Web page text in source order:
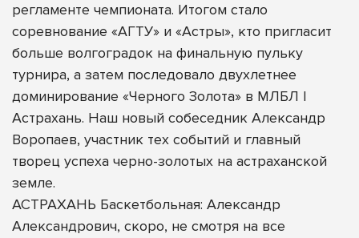
регламенте чемпионата. Итогом стало
соревнование «АГТУ» и «Астры», кто пригласит
больше волгоградок на финальную пульку
турнира, а затем последовало двухлетнее
доминирование «Черного Золота» в МЛБЛ |
Астрахань. Наш новый собеседник Александр
Воропаев, участник тех событий и главный
творец успеха черно-золотых на астраханской
земле.
АСТРАХАНЬ Баскетбольная: Александр
Александрович, скоро, не смотря на все